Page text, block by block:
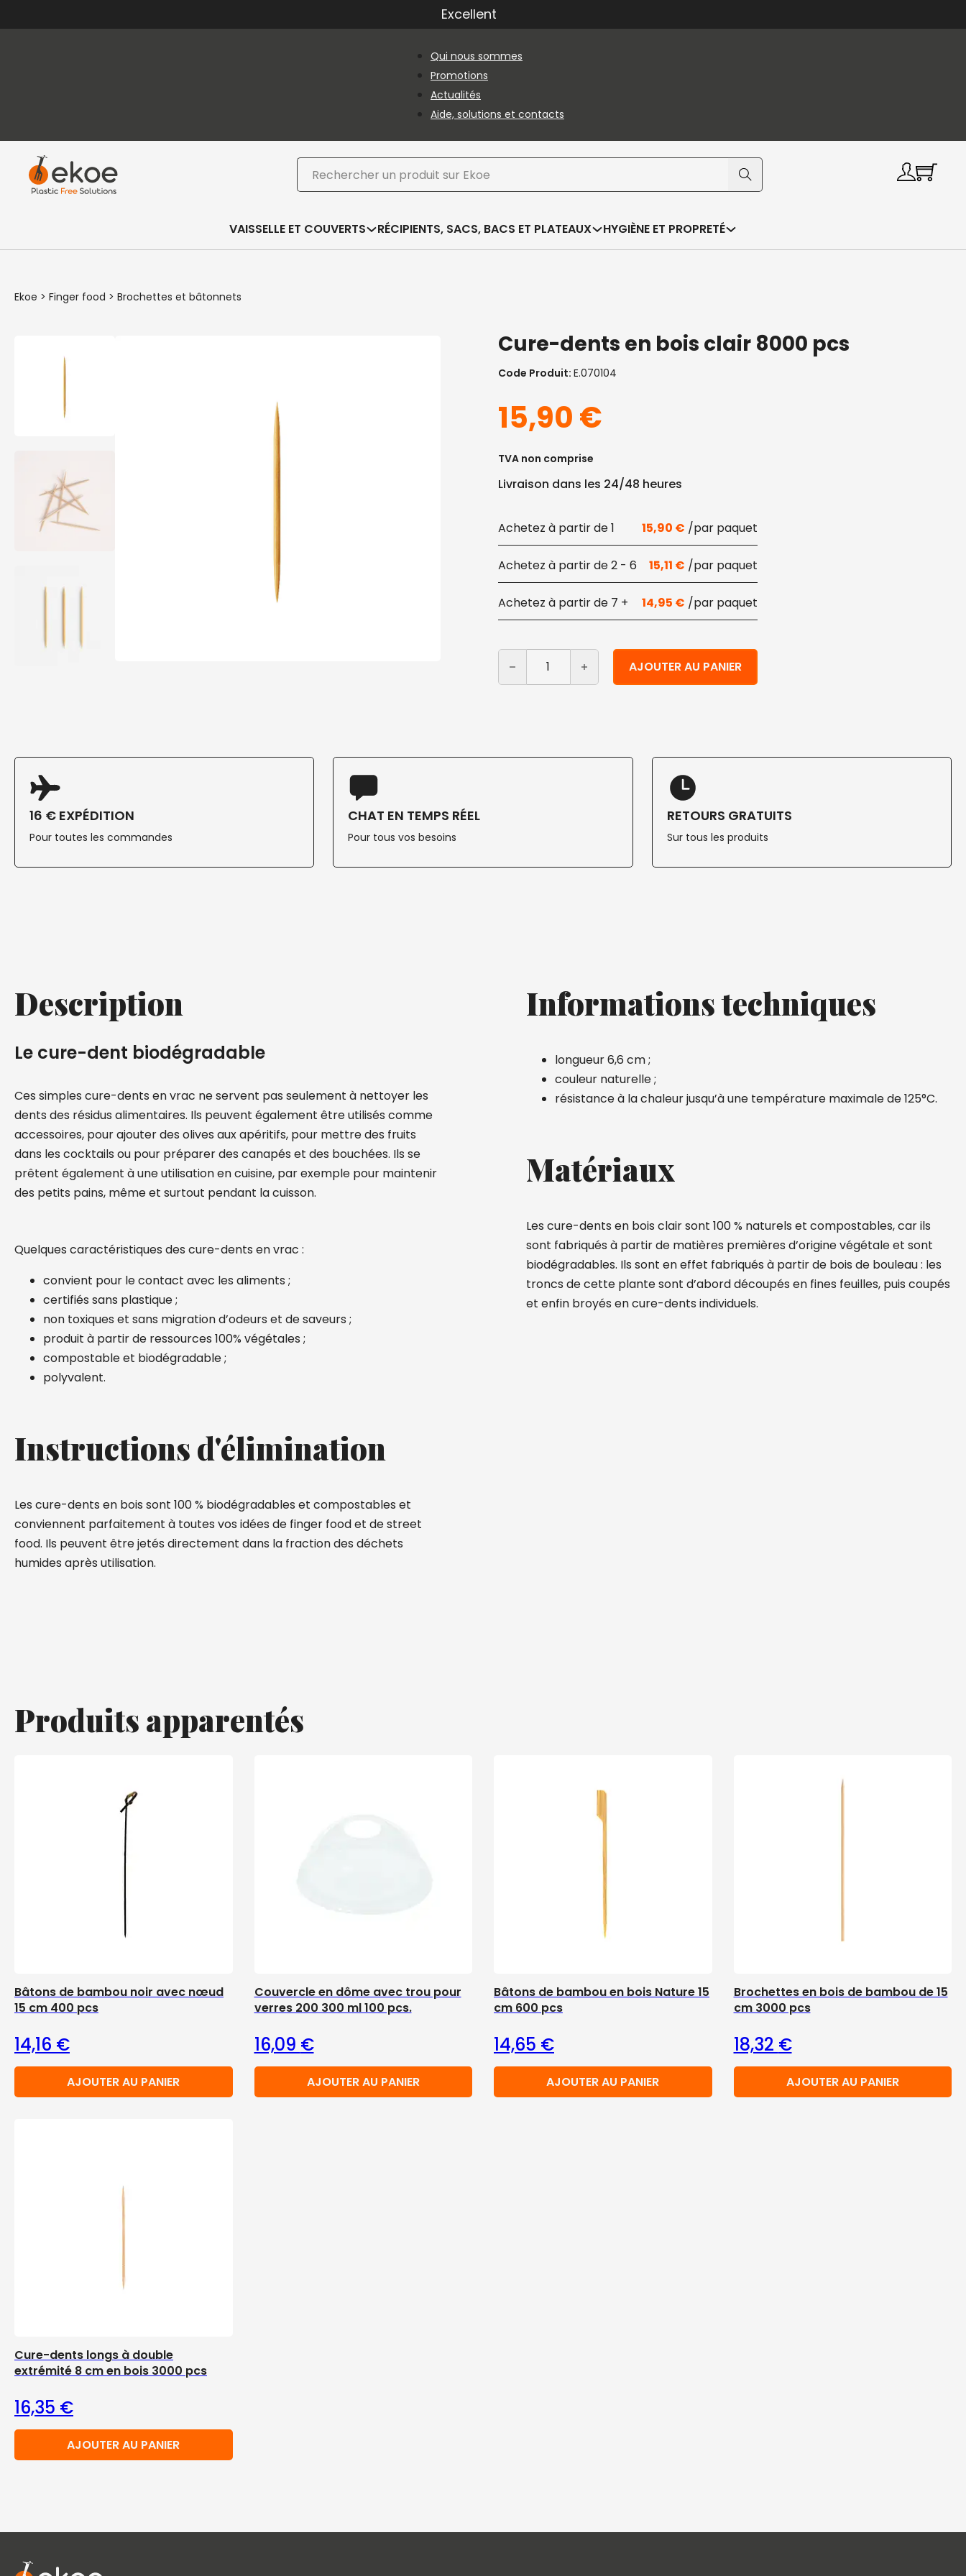
Excellent
Qui nous sommes
Promotions
Actualités
Aide, solutions et contacts
Rechercher
VAISSELLE ET COUVERTS RÉCIPIENTS, SACS, BACS ET PLATEAUX HYGIÈNE ET PROPRETÉ
Ekoe > Finger food > Brochettes et bâtonnets
Cure-dents en bois clair 8000 pcs
Code Produit: E.070104
15,90€
TVA non comprise
Livraison dans les 24/48 heures
1 15,90 €
2 - 6 15,11 €
7 + 14,95 €
quantité de Cure-dents en bois clair 8000 pcs
AJOUTER AU PANIER
Alternative:
16 € EXPÉDITION
Pour toutes les commandes
CHAT EN TEMPS RÉEL
Pour tous vos besoins
RETOURS GRATUITS
Sur tous les produits
Description
Le cure-dent biodégradable
Ces simples cure-dents en vrac ne servent pas seulement à nettoyer les
dents des résidus alimentaires. Ils peuvent également être utilisés comme
accessoires, pour ajouter des olives aux apéritifs, pour mettre des fruits
dans les cocktails ou pour préparer des canapés et des bouchées. Ils se
prêtent également à une utilisation en cuisine, par exemple pour maintenir
des petits pains, même et surtout pendant la cuisson.
Quelques caractéristiques des cure-dents en vrac :
convient pour le contact avec les aliments ;
certifiés sans plastique ;
non toxiques et sans migration d’odeurs et de saveurs ;
produit à partir de ressources 100% végétales ;
compostable et biodégradable ;
polyvalent.
Instructions d'élimination
Les cure-dents en bois sont 100 % biodégradables et compostables et
conviennent parfaitement à toutes vos idées de finger food et de street
food. Ils peuvent être jetés directement dans la fraction des déchets
humides après utilisation.
Informations techniques
longueur 6,6 cm ;
couleur naturelle ;
résistance à la chaleur jusqu’à une température maximale de 125°C.
Matériaux
Les cure-dents en bois clair sont 100 % naturels et compostables, car ils
sont fabriqués à partir de matières premières d’origine végétale et sont
biodégradables. Ils sont en effet fabriqués à partir de bois de bouleau : les
troncs de cette plante sont d’abord découpés en fines feuilles, puis coupés
et enfin broyés en cure-dents individuels.
Produits apparentés
Bâtons de bambou noir avec nœud
15 cm 400 pcs
14,16 €
AJOUTER AU PANIER
Couvercle en dôme avec trou pour
verres 200 300 ml 100 pcs.
16,09 €
AJOUTER AU PANIER
Bâtons de bambou en bois Nature 15
cm 600 pcs
14,65 €
AJOUTER AU PANIER
Brochettes en bois de bambou de 15
cm 3000 pcs
18,32 €
AJOUTER AU PANIER
Cure-dents longs à double
extrémité 8 cm en bois 3000 pcs
16,35 €
AJOUTER AU PANIER